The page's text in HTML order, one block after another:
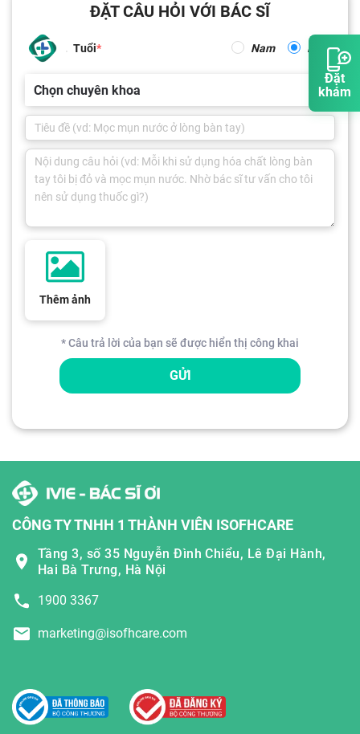
Đặt
khám
ĐẶT CÂU HỎI VỚI BÁC SĨ
Tuổi Nam Nữ
Chọn chuyên khoa
Thêm ảnh
* Câu trả lời của bạn sẽ được hiển thị công khai
GỬI
CÔNG TY TNHH 1 THÀNH VIÊN ISOFHCARE
Tầng 3, số 35 Nguyễn Đình Chiểu, Lê Đại Hành,
Hai Bà Trưng, Hà Nội
1900 3367
marketing@isofhcare.com